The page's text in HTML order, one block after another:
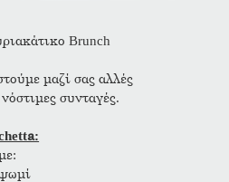
Brunch
μαζί σας αλλές
συνταγές.